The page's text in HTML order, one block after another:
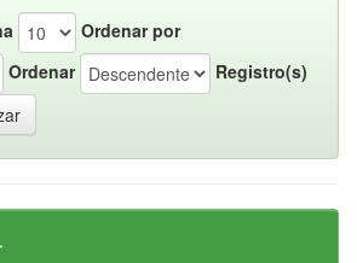
Ordenar por
Ordenar
Registro(s)